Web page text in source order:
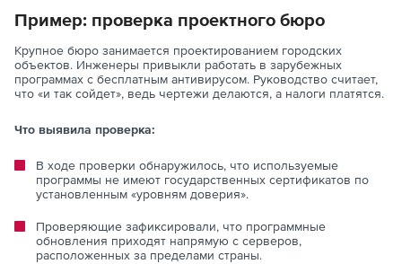
Пример: проверка проектного бюро
Крупное бюро занимается проектированием городских
объектов. Инженеры привыкли работать в зарубежных
программах с бесплатным антивирусом. Руководство считает,
что «и так сойдет», ведь чертежи делаются, а налоги платятся.
Что выявила проверка:
В ходе проверки обнаружилось, что используемые
программы не имеют государственных сертификатов по
установленным «уровням доверия».
Проверяющие зафиксировали, что программные
обновления приходят напрямую с серверов,
расположенных за пределами страны.